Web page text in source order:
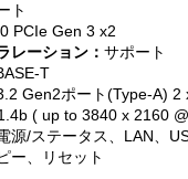
ト
PCIe Gen 3 x2
レーション： サポート
T
Gen2ポート(Type-A) 2
( up to 3840 x 2160
源/ステータス、LAN、
ー、リセット